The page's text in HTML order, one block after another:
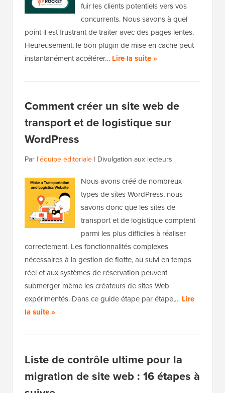
fuir les clients potentiels vers vos
concurrents. Nous savons à quel
point il est frustrant de traiter avec des pages lentes.
Heureusement, le bon plugin de mise en cache peut
instantanément accélérer… Lire la suite »
Comment créer un site web de
transport et de logistique sur
WordPress
Par l'équipe éditoriale | Divulgation aux lecteurs
Nous avons créé de nombreux
types de sites WordPress, nous
savons donc que les sites de
transport et de logistique comptent
parmi les plus difficiles à réaliser
correctement. Les fonctionnalités complexes
nécessaires à la gestion de flotte, au suivi en temps
réel et aux systèmes de réservation peuvent
submerger même les créateurs de sites Web
expérimentés. Dans ce guide étape par étape,… Lire
la suite »
Liste de contrôle ultime pour la
migration de site web : 16 étapes à